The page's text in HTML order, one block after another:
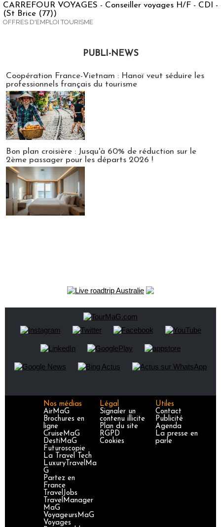
CARREFOUR VOYAGES - Conseiller voyages H/F - CDI -
(St Brice (77))
OFFRES D'EMPLOI TOURISME
PUBLI-NEWS
Coopération France-Vietnam : Hanoï veut séduire les
professionnels français du tourisme
Bon plan croisière : Jusqu'à 60% de réduction sur le
2ème passager pour les départs 2026 !
Nos médias
AirMaG
Brochures en
ligne
CruiseMaG
DestiMaG
Futuroscopie
La Travel Tech
LuxuryTravelMa
G
Partez en
France
TravelJobs
TravelManager
MaG
VoyageursMaG
Voyages
Légal
Signaler un
contenu illicite
Plan du site
RGPD
Cookies
Utiles
Contact
Publicité
Agenda
La presse en
parle